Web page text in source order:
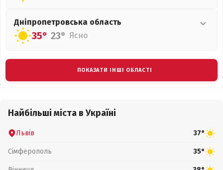
Дніпропетровська область
35° 23° Ясно
ПОКАЗАТИ ІНШІ ОБЛАСТІ
Найбільші міста в Україні
Львів 37°
Сімферополь 35°